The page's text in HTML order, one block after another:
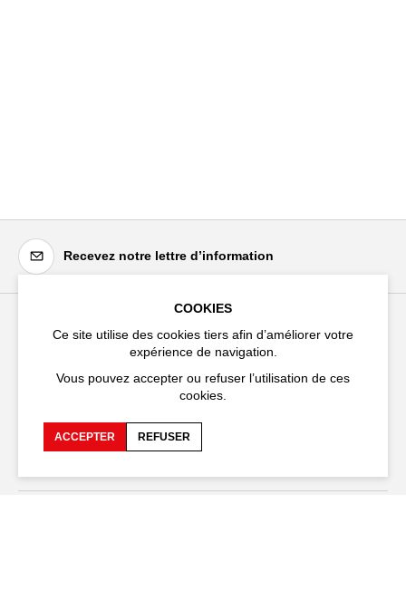
Recevez notre lettre d’information
Festival d'Avignon
20 rue du Portail Boquier,
+33 (0)4 90 27 66 50
COOKIES
Ce site utilise des cookies tiers afin d’améliorer votre
expérience de navigation.
Vous pouvez accepter ou refuser l’utilisation de ces
cookies.
ACCEPTER REFUSER